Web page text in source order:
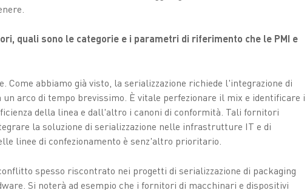
quali sono le categorie e i parametri di riferimento che le PMI e
abbiamo già visto, la serializzazione richiede l'integrazione di
arco di tempo brevissimo. È vitale perfezionare il mix e identificare i
della linea e dall'altro i canoni di conformità. Tali fornitori
la soluzione di serializzazione nelle infrastrutture IT e di
linee di confezionamento è senz'altro prioritario.
spesso riscontrato nei progetti di serializzazione di packaging
Si noterà ad esempio che i fornitori di macchinari e dispositivi